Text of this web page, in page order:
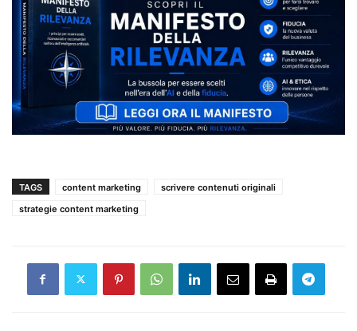
TAGS content marketing
scrivere contenuti originali
strategie content marketing